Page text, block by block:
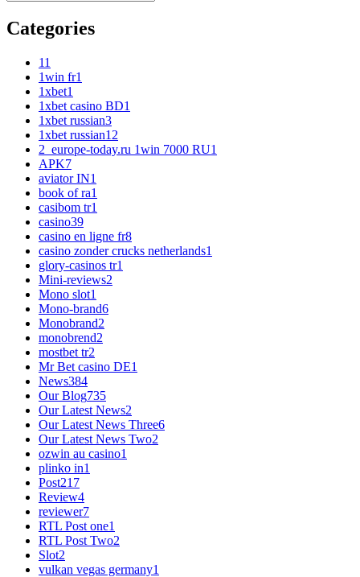
Categories
11
1win fr1
1xbet1
1xbet casino BD1
1xbet russian3
1xbet russian1 2
2_europe-today.ru 1win 7000 RU1
APK7
aviator IN1
book of ra1
casibom tr1
casino39
casino en ligne fr8
casino zonder crucks netherlands1
glory-casinos tr1
Mini-reviews2
Mono slot1
Mono-brand6
Monobrand2
monobrend2
mostbet tr2
Mr Bet casino DE1
News384
Our Blog735
Our Latest News2
Our Latest News Three6
Our Latest News Two2
ozwin au casino1
plinko in1
Post217
Review4
reviewer7
RTL Post one1
RTL Post Two2
Slot2
vulkan vegas germany1